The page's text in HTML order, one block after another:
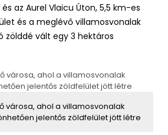
az Aurel Vlaicu Úton, 5,5 km-es
és a meglévő villamosvonalak
vált egy 3 hektáros
városa, ahol a villamosvonalak
jelentős zöldfelület jött létre